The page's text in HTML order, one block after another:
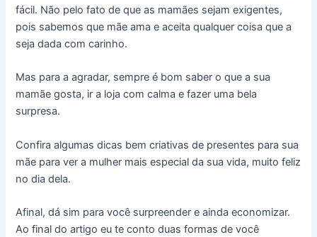
fácil. Não pelo fato de que as mamães sejam exigentes,
pois sabemos que mãe ama e aceita qualquer coisa que a
seja dada com carinho.
Mas para a agradar, sempre é bom saber o que a sua
mamãe gosta, ir a loja com calma e fazer uma bela
surpresa.
Confira algumas dicas bem criativas de presentes para sua
mãe para ver a mulher mais especial da sua vida, muito feliz
no dia dela.
Afinal, dá sim para você surpreender e ainda economizar.
Ao final do artigo eu te conto duas formas de você